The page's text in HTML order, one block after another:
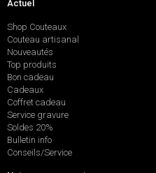
Actuel
Shop Couteaux
Couteau artisanal
Nouveautés
Top produits
Bon cadeau
Cadeaux
Coffret cadeau
Service gravure
Soldes 20%
Bulletin info
Conseils/Service